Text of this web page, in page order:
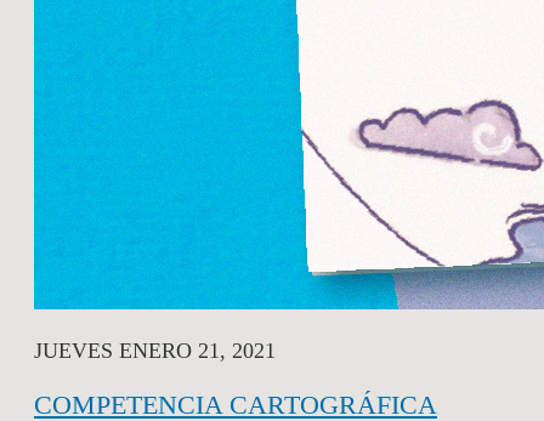
JUEVES ENERO 21, 2021
COMPETENCIA CARTOGRÁFICA